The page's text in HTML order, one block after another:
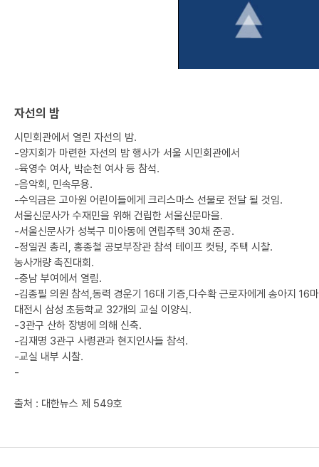
자선의 밤
시민회관에서 열린 자선의 밤.
-양지회가 마련한 자선의 밤 행사가 서울 시민회관에서
-육영수 여사, 박순천 여사 등 참석.
-음악회, 민속무용.
-수익금은 고아원 어린이들에게 크리스마스 선물로 전달 될 것임.
서울신문사가 수재민을 위해 건립한 서울신문마을.
-서울신문사가 성북구 미아동에 연립주택 30채 준공.
-정일권 총리, 홍종철 공보부장관 참석 테이프 컷팅, 주택 시찰.
농사개량 촉진대회.
-충남 부여에서 열림.
-김종필 의원 참석,동력 경운기 16대 기증,다수확 근로자에게 송아지 16
대전시 삼성 초등학교 32개의 교실 이양식.
-3관구 산하 장병에 의해 신축.
-김재명 3관구 사령관과 현지인사들 참석.
-교실 내부 시찰.
-
출처 : 대한뉴스 제 549호